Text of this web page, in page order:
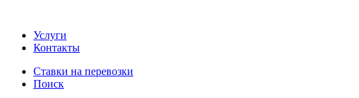
Услуги
Контакты
Ставки на перевозки
Поиск